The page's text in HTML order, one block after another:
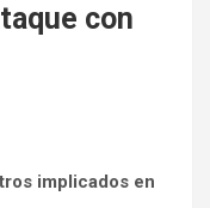
con
implicados en